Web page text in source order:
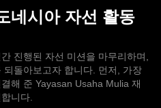
네시아 자선 활동
진행된 자선 미션을 마무리하며,
돌아보고자 합니다. 먼저, 가장
해 준 Yayasan Usaha Mulia 재
니다.